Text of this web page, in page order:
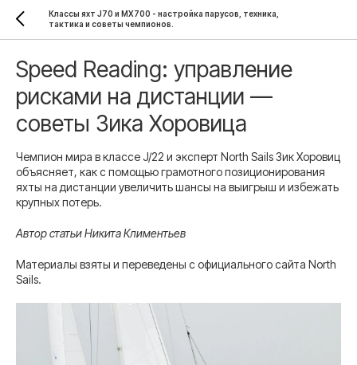
Классы яхт J70 и MX700 - настройка парусов, техника,
тактика и советы чемпионов.
Speed Reading: управление
рисками на дистанции —
советы Зика Хоровица
Чемпион мира в классе J/22 и эксперт North Sails Зик Хоровиц
объясняет, как с помощью грамотного позиционирования
яхты на дистанции увеличить шансы на выигрыш и избежать
крупных потерь.
Автор статьи Никита Климентьев
Материалы взяты и переведены с официального сайта North
Sails.